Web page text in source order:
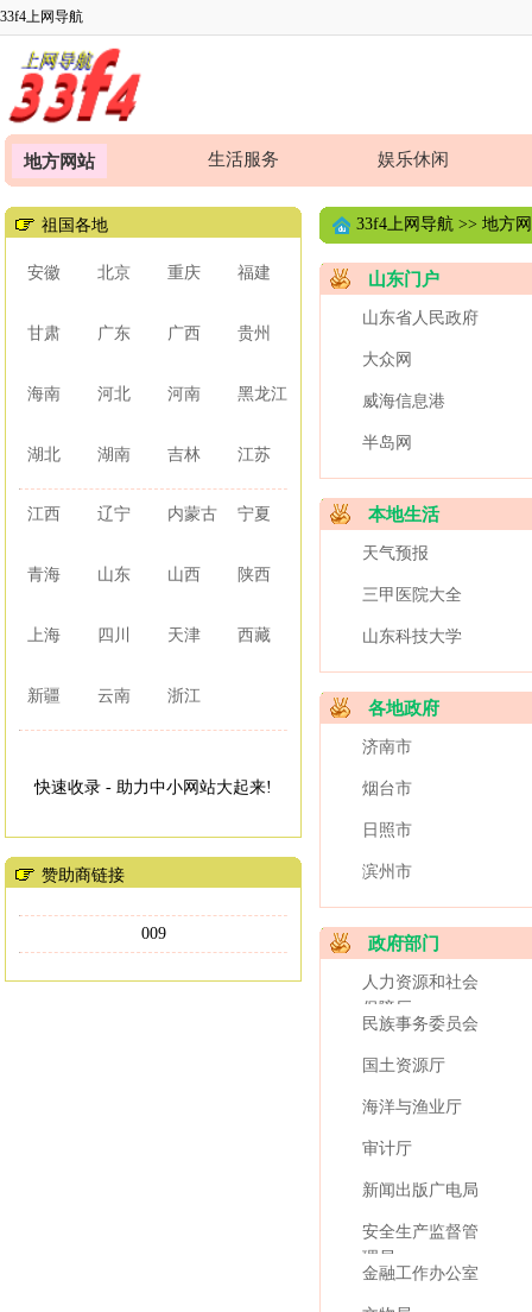
33f4上网导航
地方网站 生活服务 娱乐休闲
祖国各地
安徽 北京 重庆 福建
甘肃 广东 广西 贵州
海南 河北 河南 黑龙江
湖北 湖南 吉林 江苏
江西 辽宁 内蒙古 宁夏
青海 山东 山西 陕西
上海 四川 天津 西藏
新疆 云南 浙江
快速收录 - 助力中小网站大起来!
赞助商链接
009
33f4上网导航 >> 地方
山东门户
山东省人民政府
大众网
威海信息港
半岛网
本地生活
天气预报
三甲医院大全
山东科技大学
各地政府
济南市
烟台市
日照市
滨州市
政府部门
人力资源和社会
保障厅
民族事务委员会
国土资源厅
海洋与渔业厅
审计厅
新闻出版广电局
安全生产监督管
理局
金融工作办公室